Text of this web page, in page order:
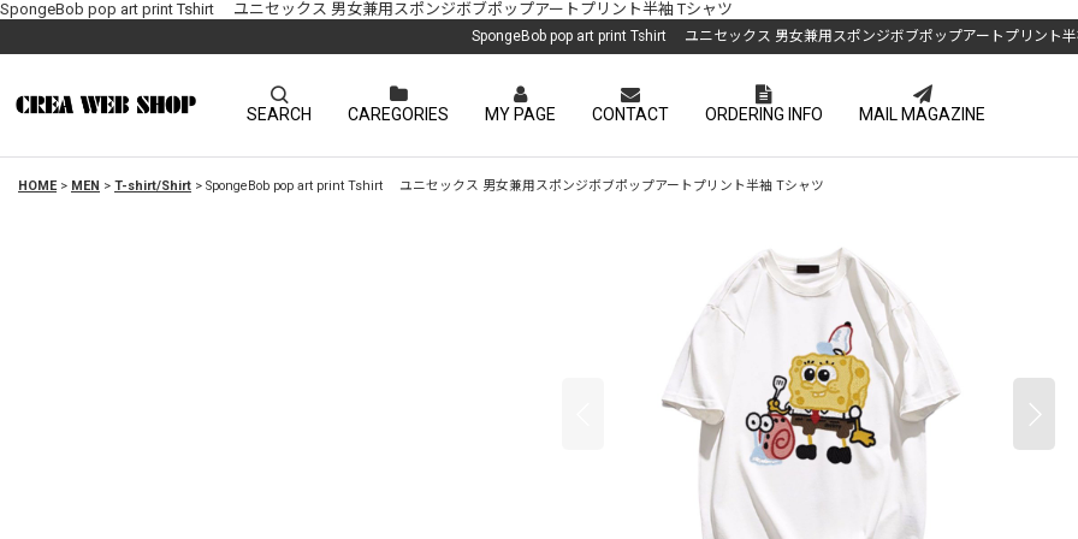
SpongeBob pop art print Tshirt ユニセックス 男女兼用スポンジボブポップアートプリント半袖 Tシャツ
SpongeBob pop art print Tshirt ユニセックス 男女兼用スポンジボブポップアートプリント半
SEARCH CAREGORIES MY PAGE CONTACT ORDERING INFO MAIL MAGAZINE
HOME > MEN > T-shirt/Shirt > SpongeBob pop art print Tshirt ユニセックス 男女兼用スポンジボブポップアートプリント半袖 Tシャツ